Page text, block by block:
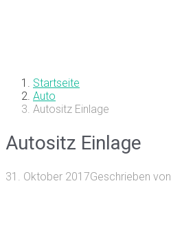
Startseite
Auto
Autositz Einlage
Autositz Einlage
31. Oktober 2017Geschrieben von